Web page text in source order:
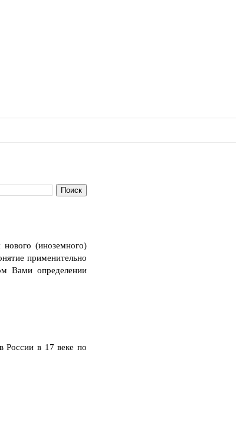
нового (иноземного)
применительно
Вами определении
России в 17 веке по